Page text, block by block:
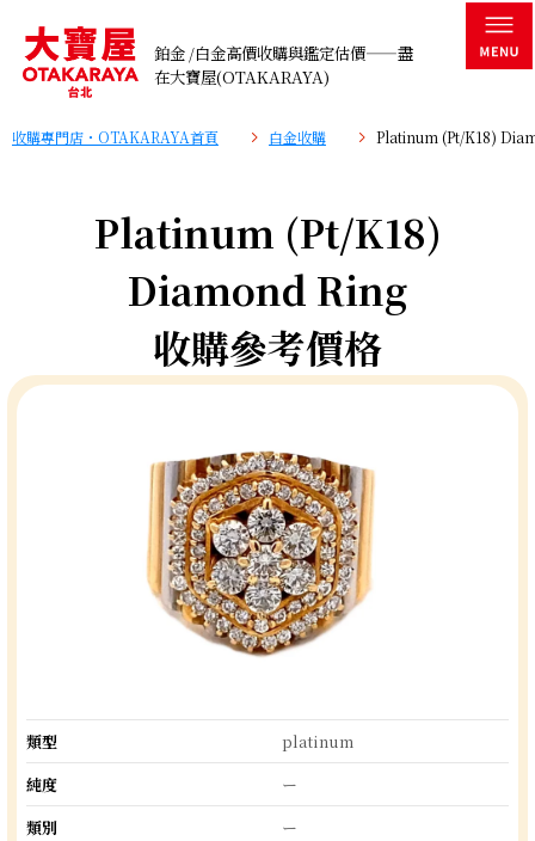
鉑金 /白金高價收購與鑑定估價——盡
在大寶屋(OTAKARAYA)
收購專門店・OTAKARAYA首頁 白金收購 Platinum (Pt/K18)
Platinum (Pt/K18)
Diamond Ring
收購參考價格
類型
platinum
純度
ー
類別
ー